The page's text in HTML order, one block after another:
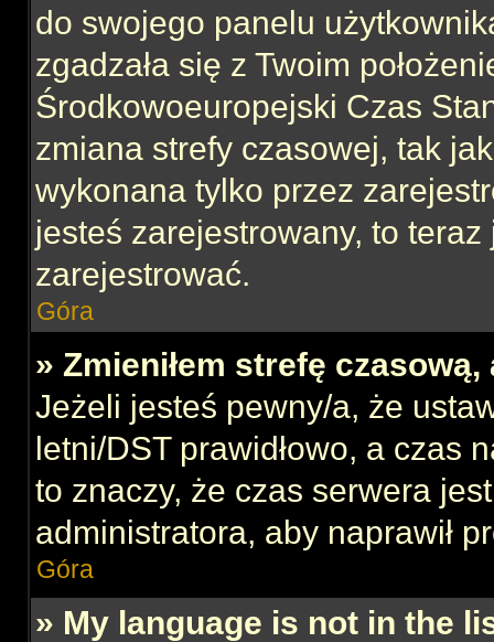
do swojego panelu
zgadzała się z Twoim
Środkowoeuropejski Czas
zmiana strefy czasowej, tak
wykonana tylko przez
jesteś zarejestrowany, to
zarejestrować.
Góra
» Zmieniłem strefę
Jeżeli jesteś pewny/a, że
letni/DST prawidłowo, a czas
to znaczy, że czas serwera
administratora, aby naprawił
Góra
» My language is not in the